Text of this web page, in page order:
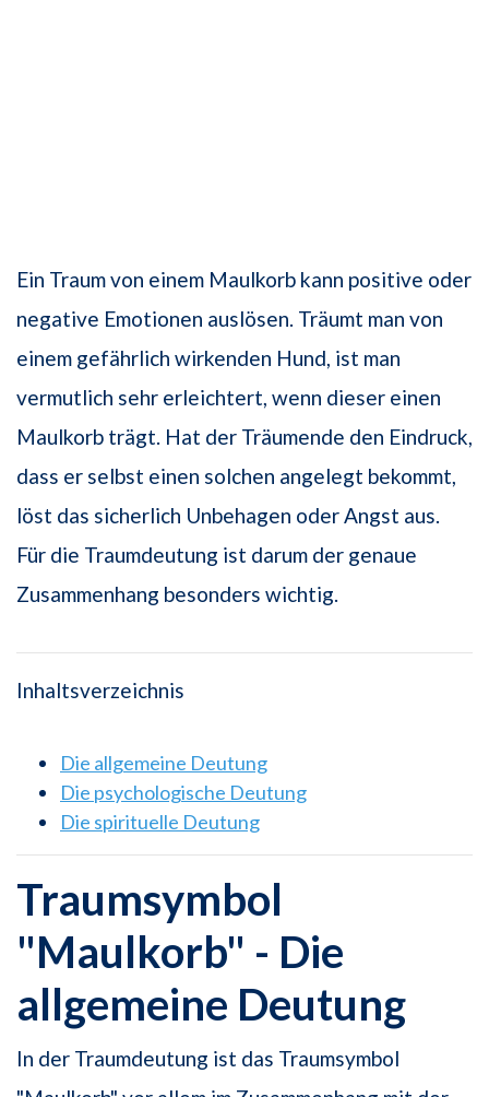
Ein Traum von einem Maulkorb kann positive oder
negative Emotionen auslösen. Träumt man von
einem gefährlich wirkenden Hund, ist man
vermutlich sehr erleichtert, wenn dieser einen
Maulkorb trägt. Hat der Träumende den Eindruck,
dass er selbst einen solchen angelegt bekommt,
löst das sicherlich Unbehagen oder Angst aus.
Für die Traumdeutung ist darum der genaue
Zusammenhang besonders wichtig.
Inhaltsverzeichnis
Die allgemeine Deutung
Die psychologische Deutung
Die spirituelle Deutung
Traumsymbol
"Maulkorb" - Die
allgemeine Deutung
In der Traumdeutung ist das Traumsymbol